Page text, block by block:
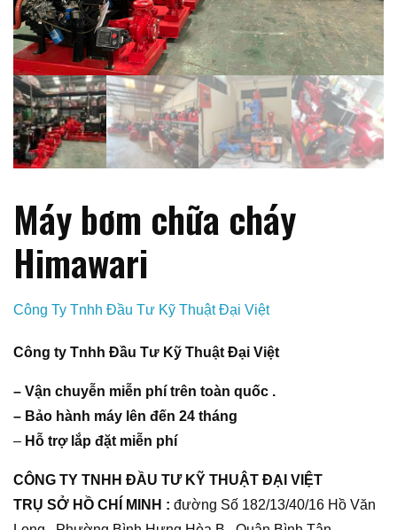
Máy bơm chữa cháy
Himawari
Công Ty Tnhh Đầu Tư Kỹ Thuật Đại Việt
Công ty Tnhh Đầu Tư Kỹ Thuật Đại Việt
– Vận chuyễn miễn phí trên toàn quốc .
– Bảo hành máy lên đến 24 tháng
– Hỗ trợ lắp đặt miễn phí
CÔNG TY TNHH ĐẦU TƯ KỸ THUẬT ĐẠI VIỆT
TRỤ SỞ HỒ CHÍ MINH : đường Số 182/13/40/16 Hồ Văn